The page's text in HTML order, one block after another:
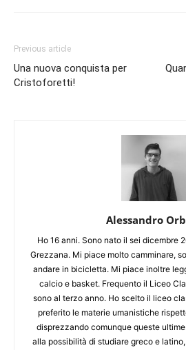
Previous article
Una nuova conquista per
Cristoforetti!
Alessandro
Ho 16 anni. Sono nato il sei dicembre
Grezzana. Mi piace molto camminare,
andare in bicicletta. Mi piace inoltre
calcio e basket. Frequento il Liceo
sono al terzo anno. Ho scelto il liceo
preferito le materie umanistiche
disprezzando comunque queste
alla possibilità di studiare greco e